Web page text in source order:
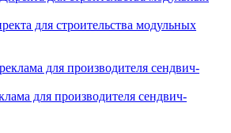
для строительства модульных
для производителя сендвич-